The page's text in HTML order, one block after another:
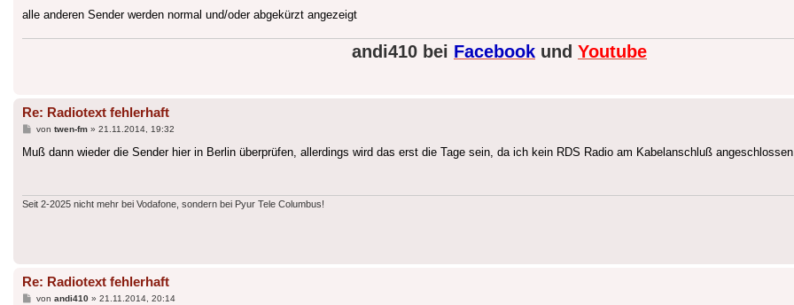
alle anderen Sender werden normal und/oder abgekürzt angezeigt
andi410 bei Facebook und Youtube
Re: Radiotext fehlerhaft
Beitrag
von twen-fm» 21.11.2014, 19:32
Muß dann wieder die Sender hier in Berlin überprüfen, allerdings wird das erst die Tage sein, da ich kein RDS Radio am Kabelanschluß
Seit 2-2025 nicht mehr bei Vodafone, sondern bei Pyur Tele Columbus!
Re: Radiotext fehlerhaft
Beitrag
von andi410» 21.11.2014, 20:14